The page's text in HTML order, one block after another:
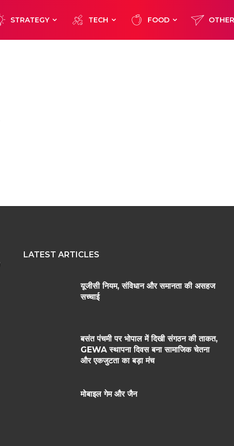
STRATEGY TECH FOOD
LATEST ARTICLES
यूजीसी नियम, संविधान और समानता की असहज
सच्चाई
बसंत पंचमी पर भोपाल में दिखी संगठन की ताकत,
GEWA स्थापना दिवस बना सामाजिक चेतना
और एकजुटता का बड़ा मंच
मोबाइल गेम और जैन